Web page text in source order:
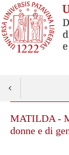
MATILDA -
donne e di